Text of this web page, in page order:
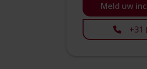
Meld uw
+31